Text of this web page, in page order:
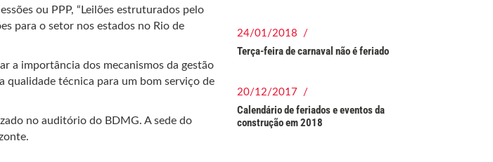
ou PPP, “Leilões estruturados pelo
para o setor nos estados no Rio de
a importância dos mecanismos da gestão
qualidade técnica para um bom serviço de
no auditório do BDMG. A sede do
24/01/2018 /
Terça-feira de carnaval não é feriado
20/12/2017 /
Calendário de feriados e eventos da
construção em 2018